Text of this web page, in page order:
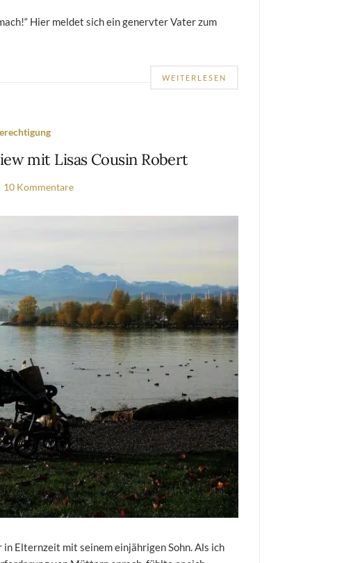
Hier meldet sich ein genervter Vater zum
WEITERLESEN
mit Lisas Cousin Robert
10 Kommentare
Elternzeit mit seinem einjährigen Sohn. Als ich